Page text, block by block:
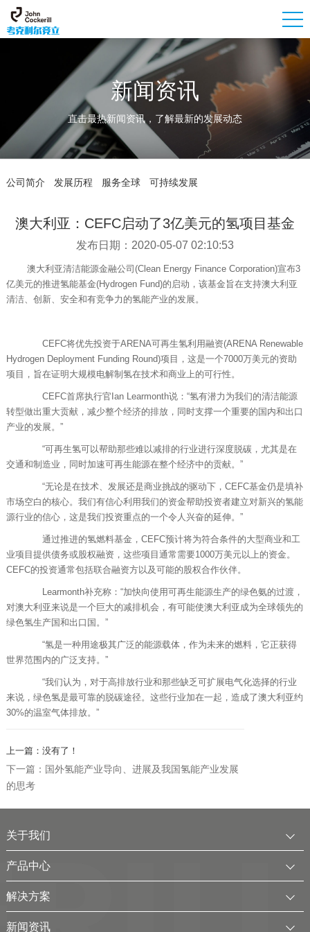
新闻资讯
直击最热新闻资讯，了解最新的发展动态
公司简介 发展历程 服务全球 可持续发展
澳大利亚：CEFC启动了3亿美元的氢项目基金
发布日期：2020-05-07 02:10:53
澳大利亚清洁能源金融公司(Clean Energy Finance Corporation)宣布3
亿美元的推进氢能基金(Hydrogen Fund)的启动，该基金旨在支持澳大利亚
清洁、创新、安全和有竞争力的氢能产业的发展。
CEFC将优先投资于ARENA可再生氢利用融资(ARENA Renewable
Hydrogen Deployment Funding Round)项目，这是一个7000万美元的资助
项目，旨在证明大规模电解制氢在技术和商业上的可行性。
CEFC首席执行官Ian Learmonth说：“氢有潜力为我们的清洁能源
转型做出重大贡献，减少整个经济的排放，同时支撑一个重要的国内和出口
产业的发展。”
“可再生氢可以帮助那些难以减排的行业进行深度脱碳，尤其是在
交通和制造业，同时加速可再生能源在整个经济中的贡献。”
“无论是在技术、发展还是商业挑战的驱动下，CEFC基金仍是填补
市场空白的核心。我们有信心利用我们的资金帮助投资者建立对新兴的氢能
源行业的信心，这是我们投资重点的一个令人兴奋的延伸。”
通过推进的氢燃料基金，CEFC预计将为符合条件的大型商业和工
业项目提供债务或股权融资，这些项目通常需要1000万美元以上的资金。
CEFC的投资通常包括联合融资方以及可能的股权合作伙伴。
Learmonth补充称：“加快向使用可再生能源生产的绿色氨的过渡，
对澳大利亚来说是一个巨大的减排机会，有可能使澳大利亚成为全球领先的
绿色氢生产国和出口国。”
“氢是一种用途极其广泛的能源载体，作为未来的燃料，它正获得
世界范围内的广泛支持。”
“我们认为，对于高排放行业和那些缺乏可扩展电气化选择的行业
来说，绿色氢是最可靠的脱碳途径。这些行业加在一起，造成了澳大利亚约
30%的温室气体排放。”
上一篇：没有了！
下一篇：国外氢能产业导向、进展及我国氢能产业发展
的思考
关于我们
公司简介
发展历程
服务全球
产品中心
中压水电解制氢装置
电厂用制氢干燥一体化装置
解决方案
可再生电解水制氢解决方案
新闻资讯